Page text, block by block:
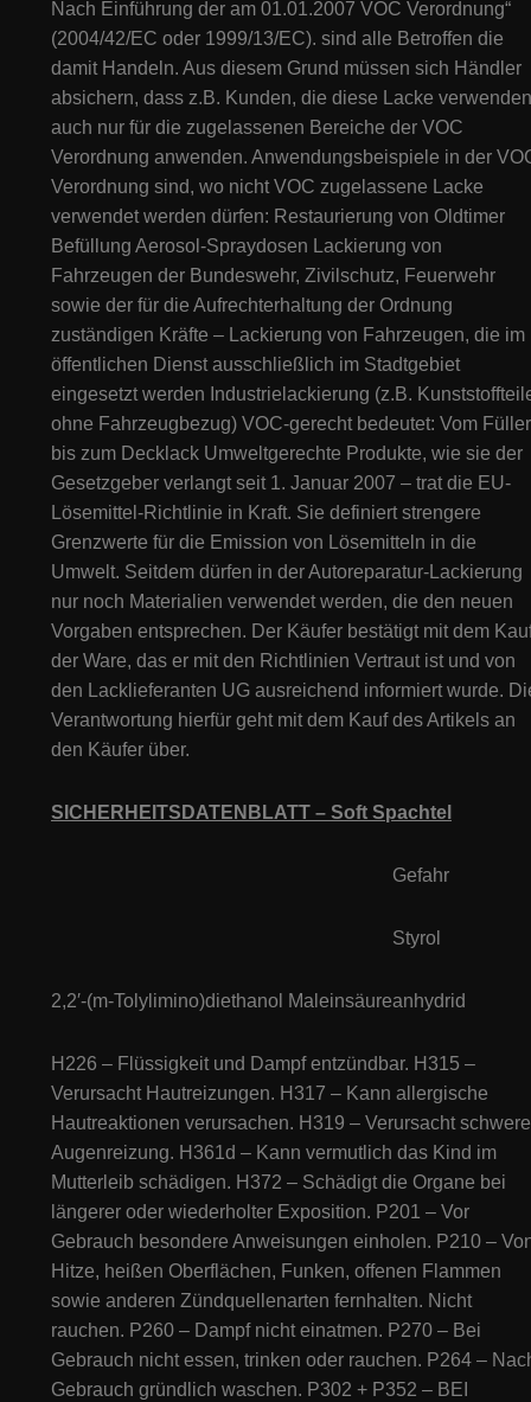
Nach Einführung der am 01.01.2007 VOC Verordnung“
(2004/42/EC oder 1999/13/EC). sind alle Betroffen die
damit Handeln. Aus diesem Grund müssen sich Händler
absichern, dass z.B. Kunden, die diese Lacke
auch nur für die zugelassenen Bereiche der VOC
Verordnung anwenden. Anwendungsbeispiele in der
Verordnung sind, wo nicht VOC zugelassene Lacke
verwendet werden dürfen: Restaurierung von Oldtimer
Befüllung Aerosol-Spraydosen Lackierung von
Fahrzeugen der Bundeswehr, Zivilschutz, Feuerwehr
sowie der für die Aufrechterhaltung der Ordnung
zuständigen Kräfte – Lackierung von Fahrzeugen, die im
öffentlichen Dienst ausschließlich im Stadtgebiet
eingesetzt werden Industrielackierung (z.B.
ohne Fahrzeugbezug) VOC-gerecht bedeutet: Vom Füller
bis zum Decklack Umweltgerechte Produkte, wie sie der
Gesetzgeber verlangt seit 1. Januar 2007 – trat die EU-
Lösemittel-Richtlinie in Kraft. Sie definiert strengere
Grenzwerte für die Emission von Lösemitteln in die
Umwelt. Seitdem dürfen in der Autoreparatur-Lackierung
nur noch Materialien verwendet werden, die den neuen
Vorgaben entsprechen. Der Käufer bestätigt mit dem
der Ware, das er mit den Richtlinien Vertraut ist und von
den Lacklieferanten UG ausreichend informiert wurde.
Verantwortung hierfür geht mit dem Kauf des Artikels an
den Käufer über.
SICHERHEITSDATENBLATT – Soft Spachtel
Gefahr
Styrol
2,2′-(m-Tolylimino)diethanol Maleinsäureanhydrid
H226 – Flüssigkeit und Dampf entzündbar. H315 –
Verursacht Hautreizungen. H317 – Kann allergische
Hautreaktionen verursachen. H319 – Verursacht schwere
Augenreizung. H361d – Kann vermutlich das Kind im
Mutterleib schädigen. H372 – Schädigt die Organe bei
längerer oder wiederholter Exposition. P201 – Vor
Gebrauch besondere Anweisungen einholen. P210 –
Hitze, heißen Oberflächen, Funken, offenen Flammen
sowie anderen Zündquellenarten fernhalten. Nicht
rauchen. P260 – Dampf nicht einatmen. P270 – Bei
Gebrauch nicht essen, trinken oder rauchen. P264 –
Gebrauch gründlich waschen. P302 + P352 – BEI